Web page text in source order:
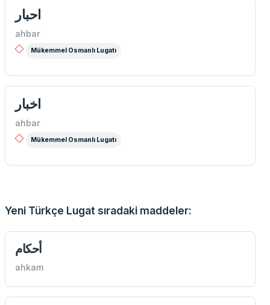
احبار
ahbar
Mükemmel Osmanlı Lugatı
اخبار
ahbar
Mükemmel Osmanlı Lugatı
Yeni Türkçe Lugat sıradaki maddeler:
أحكام
ahkam